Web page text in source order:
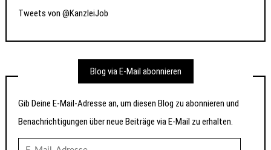
Tweets von @KanzleiJob
Blog via E-Mail abonnieren
Gib Deine E-Mail-Adresse an, um diesen Blog zu abonnieren und
Benachrichtigungen über neue Beiträge via E-Mail zu erhalten.